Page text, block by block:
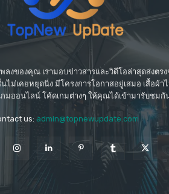
ลงของคุณ เรามอบข่าวสารและวิดีโอล่าสุดส่งต
ไม่เคยหยุดนิ่ง มีโครงการโอกาสอยู่เสมอ เสื้อ
มออนไลน์ โค้ดเกมต่างๆ ให้คุณได้เข้ามารับชม
us: admin@topnewupdate.com